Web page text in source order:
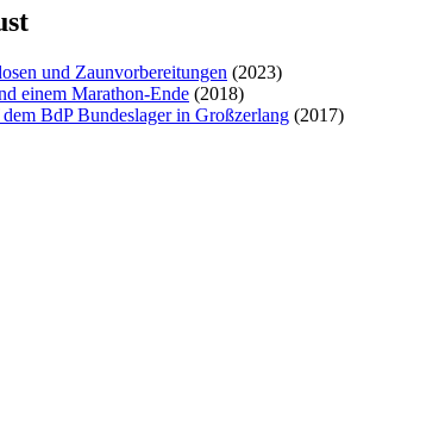
und Zaunvorbereitungen (2023)
einem Marathon-Ende (2018)
BdP Bundeslager in Großzerlang (2017)